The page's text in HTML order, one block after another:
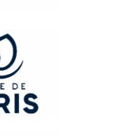
–
DI
ALLE